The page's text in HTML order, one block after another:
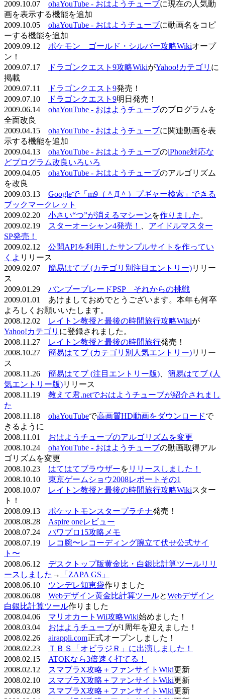
2009.10.07 ohaYouTube - おはようチューブに現在の人気動
画を表示する機能を追加
2009.10.05 ohaYouTube - おはようチューブに動画名をコピ
ーする機能を追加
2009.09.12 ポケモン ゴールド・シルバー攻略Wikiオープ
ン！
2009.07.17
ドラゴンクエスト9攻略WikiがYahoo!カテゴリ に
掲載
2009.07.11
ドラゴンクエスト9発売！
2009.07.10
ドラゴンクエスト9明日発売！
2009.06.14 ohaYouTube - おはようチューブのプログラムを
全面改良
2009.04.15 ohaYouTube - おはようチューブに関連動画を表
示する機能を追加
2009.04.13 ohaYouTube - おはようチューブのiPhone対応な
どプログラム改良いろいろ
2009.04.05 ohaYouTube - おはようチューブのアルゴリズム
を改良
2009.03.13 Googleで「m9（＾Д＾）プギャー検索」できる
ブックマークレット
2009.02.20 小さい“つ”が消えるマシーンを作りました 。
2009.02.19
スターオーシャン4発売！
アイドルマスター
SP発売！
2009.02.12 公開APIを利用したサンプルサイトを作ってい
くよ リリース
2009.02.07 簡易はてブ (カテゴリ別注目エントリー)リリー
ス
2009.01.29 バンブーブレードPSP それからの挑戦
2009.01.01 あけましておめでとうございます。本年も何卒
よろしくお願いいたします。
2008.12.02
レイトン教授と最後の時間旅行攻略Wikiが
Yahoo!カテゴリ に登録されました。
2008.11.27
レイトン教授と最後の時間旅行発売！
2008.10.27 簡易はてブ (カテゴリ別人気エントリー)リリー
ス
2008.11.26 簡易はてブ (注目エントリー版)
簡易はてブ (人
気エントリー版)リリース
2008.11.19 教えて君.netでおはようチューブが紹介されまし
た
2008.11.18 ohaYouTubeで高画質HD動画をダウンロードで
きるように
2008.11.01 おはようチューブのアルゴリズムを変更
2008.10.24 ohaYouTube - おはようチューブの動画取得アル
ゴリズムを変更
2008.10.23 はてはてブラウザーを リリースしました！
2008.10.10 東京ゲームショウ2008レポートその1
2008.10.07
レイトン教授と最後の時間旅行攻略Wikiスター
ト！
2008.09.13 ポケットモンスタープラチナ発売！
2008.08.28 Aspire oneレビュー
2008.07.24 パワプロ15攻略メモ
2008.07.19
レコ腕〜レコーディング腕立て伏せ公式サイ
ト〜
2008.06.12 デスクトップ版黄金比・白銀比計算ツールリリ
ースしました →
「ZAPA GS」
2008.06.10 ツンデレ知恵袋作りました
2008.06.08 Webデザイン黄金比計算ツールとWebデザイン
白銀比計算ツール作りました
2008.04.06 マリオカートWii攻略Wiki始めました！
2008.03.04 おはようチューブが1周年を迎えました！
2008.02.26 airappli.com正式オープンしました！
2008.02.23
ＴＢＳ「オビラジＲ」に出演しました！
2008.02.15 ATOKなら3倍速く打てる！
2008.02.12
スマブラX攻略＋ファンサイトWiki更新
2008.02.10
スマブラX攻略＋ファンサイトWiki更新
2008.02.08
スマブラX攻略＋ファンサイトWiki更新